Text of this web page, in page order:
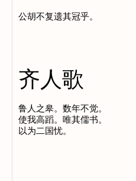
齐人歌
鲁人之皋。数年不觉。
使我高蹈。唯其儒书。